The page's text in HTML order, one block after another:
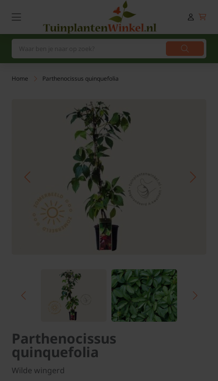
Home Parthenocissus quinquefolia
Parthenocissus
quinquefolia
Wilde wingerd